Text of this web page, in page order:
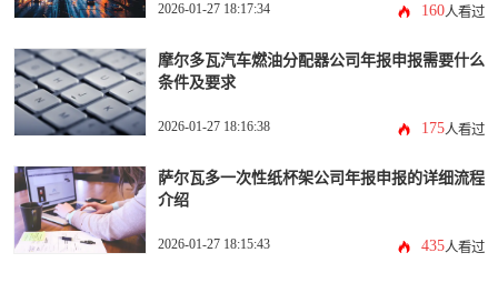
2026-01-27 18:17:34 160人看过
摩尔多瓦汽车燃油分配器公司年报申报需要什么
条件及要求
2026-01-27 18:16:38 175人看过
萨尔瓦多一次性纸杯架公司年报申报的详细流程
介绍
2026-01-27 18:15:43 435人看过